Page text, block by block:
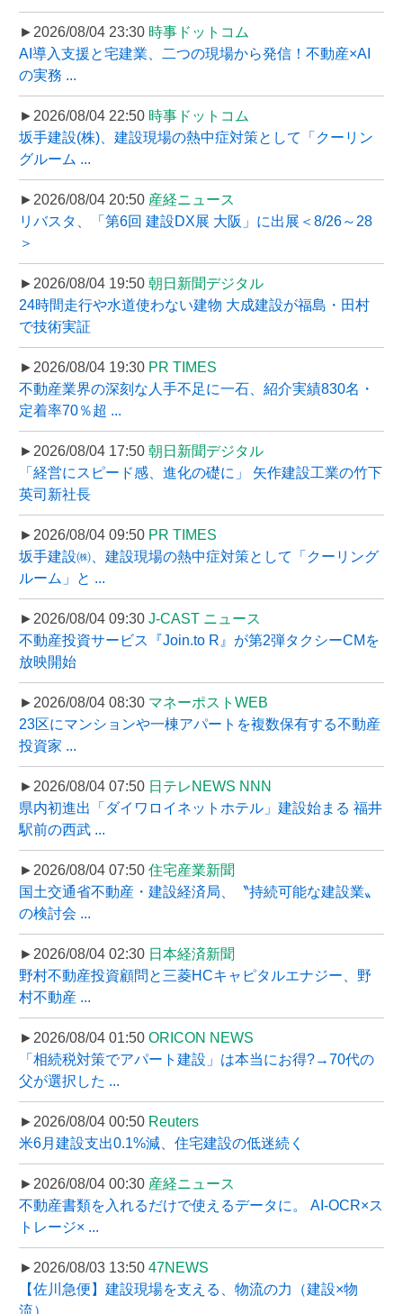
►2026/08/04 23:30 時事ドットコム
AI導入支援と宅建業、二つの現場から発信！不動産×AI
の実務 ...
►2026/08/04 22:50 時事ドットコム
坂手建設(株)、建設現場の熱中症対策として「クーリン
グルーム ...
►2026/08/04 20:50 産経ニュース
リバスタ、「第6回 建設DX展 大阪」に出展＜8/26～28
＞
►2026/08/04 19:50 朝日新聞デジタル
24時間走行や水道使わない建物 大成建設が福島・田村
で技術実証
►2026/08/04 19:30 PR TIMES
不動産業界の深刻な人手不足に一石、紹介実績830名・
定着率70％超 ...
►2026/08/04 17:50 朝日新聞デジタル
「経営にスピード感、進化の礎に」 矢作建設工業の竹下
英司新社長
►2026/08/04 09:50 PR TIMES
坂手建設㈱、建設現場の熱中症対策として「クーリング
ルーム」と ...
►2026/08/04 09:30 J-CAST ニュース
不動産投資サービス『Join.to R』が第2弾タクシーCMを
放映開始
►2026/08/04 08:30 マネーポストWEB
23区にマンションや一棟アパートを複数保有する不動産
投資家 ...
►2026/08/04 07:50 日テレNEWS NNN
県内初進出「ダイワロイネットホテル」建設始まる 福井
駅前の西武 ...
►2026/08/04 07:50 住宅産業新聞
国土交通省不動産・建設経済局、〝持続可能な建設業〟
の検討会 ...
►2026/08/04 02:30 日本経済新聞
野村不動産投資顧問と三菱HCキャピタルエナジー、野
村不動産 ...
►2026/08/04 01:50 ORICON NEWS
「相続税対策でアパート建設」は本当にお得?→70代の
父が選択した ...
►2026/08/04 00:50 Reuters
米6月建設支出0.1%減、住宅建設の低迷続く
►2026/08/04 00:30 産経ニュース
不動産書類を入れるだけで使えるデータに。 AI-OCR×ス
トレージ× ...
►2026/08/03 13:50 47NEWS
【佐川急便】建設現場を支える、物流の力（建設×物
流）